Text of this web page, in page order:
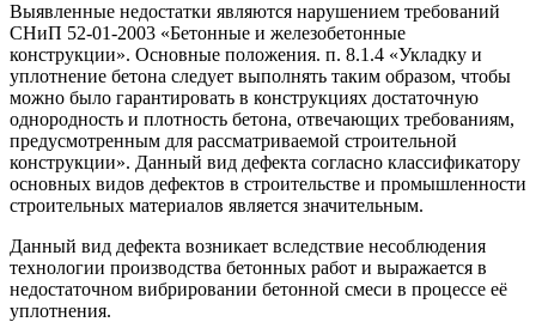
Выявленные недостатки являются нарушением требований
СНиП 52-01-2003 «Бетонные и железобетонные
конструкции». Основные положения. п. 8.1.4 «Укладку и
уплотнение бетона следует выполнять таким образом, чтобы
можно было гарантировать в конструкциях достаточную
однородность и плотность бетона, отвечающих требованиям,
предусмотренным для рассматриваемой строительной
конструкции». Данный вид дефекта согласно классификатору
основных видов дефектов в строительстве и промышленности
строительных материалов является значительным.
Данный вид дефекта возникает вследствие несоблюдения
технологии производства бетонных работ и выражается в
недостаточном вибрировании бетонной смеси в процессе её
уплотнения.